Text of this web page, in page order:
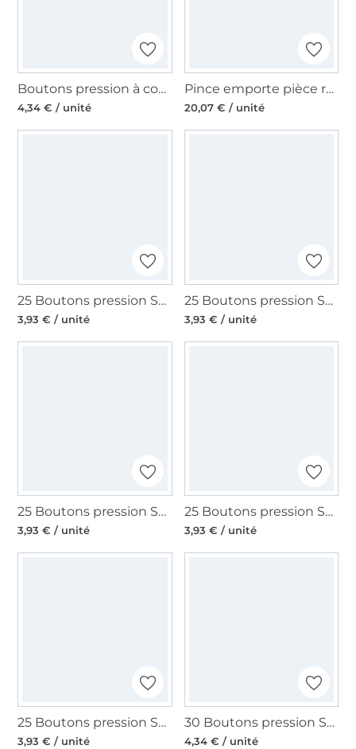
Boutons pression à coudre 15 mm en laiton argent
4,34 € / unité
Pince emporte pièce revolver, 6 tailles
20,07 € / unité
25 Boutons pression Snap Ø12,4mm KAMsnaps Veno, turquoise
3,93 € / unité
25 Boutons pression Snap Ø12,4mm KAMsnaps Veno, bleu clair
3,93 € / unité
25 Boutons pression Snap Ø12,4mm KAMsnaps Veno, rouge
3,93 € / unité
25 Boutons pression Snap Ø12,4mm KAMsnaps Veno, gris
3,93 € / unité
25 Boutons pression Snap Ø12,4mm KAMsnaps Veno, crème
3,93 € / unité
30 Boutons pression Snap Ø12,4mm KAMsnaps Color Mix Veno, bleu-bleu clair-blanc
4,34 € / unité